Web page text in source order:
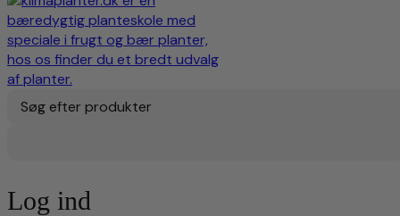
Søg efter produkter
Log ind